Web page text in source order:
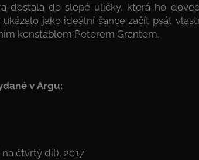
dostala do slepé uličky, která ho
jako ideální šance začít psát
konstáblem Peterem Grantem.
v Argu:
čtvrtý díl), 2017